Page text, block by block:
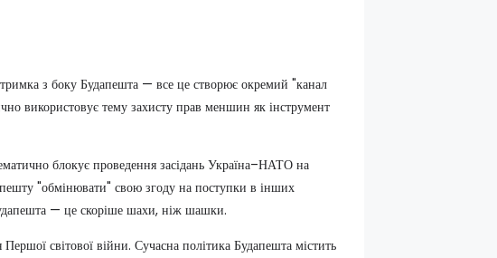
з боку Будапешта — все це створює окремий "канал
використовує тему захисту прав меншин як інструмент
блокує проведення засідань Україна–НАТО на
"обмінювати" свою згоду на поступки в інших
— це скоріше шахи, ніж шашки.
світової війни. Сучасна політика Будапешта містить